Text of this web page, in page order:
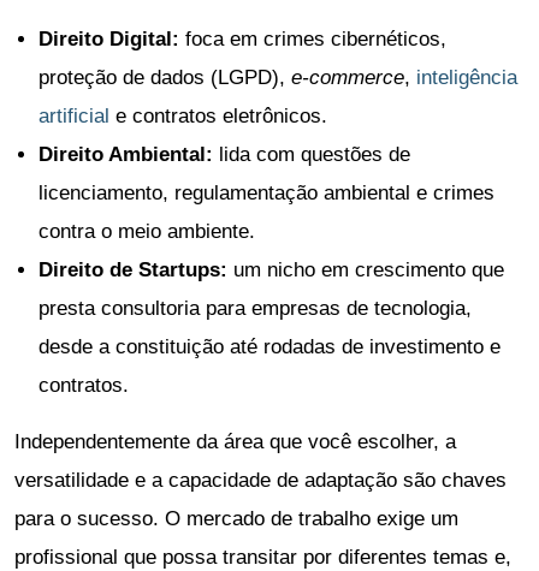
Direito Digital: foca em crimes cibernéticos,
proteção de dados (LGPD), e-commerce, inteligência
artificial e contratos eletrônicos.
Direito Ambiental: lida com questões de
licenciamento, regulamentação ambiental e crimes
contra o meio ambiente.
Direito de Startups: um nicho em crescimento que
presta consultoria para empresas de tecnologia,
desde a constituição até rodadas de investimento e
contratos.
Independentemente da área que você escolher, a
versatilidade e a capacidade de adaptação são chaves
para o sucesso. O mercado de trabalho exige um
profissional que possa transitar por diferentes temas e,